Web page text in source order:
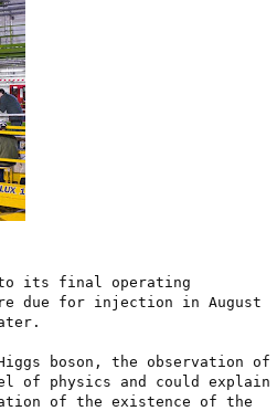
to its final operating
due for injection in August
boson, the observation of
of physics and could explain
of the existence of the